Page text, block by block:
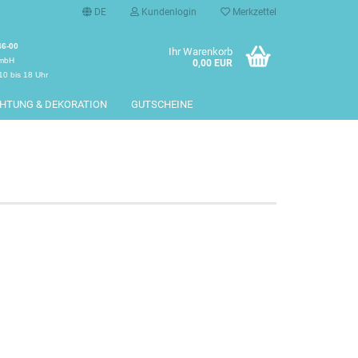
DE Kundenlogin Merkzettel
00
bis 18 Uhr
Ihr Warenkorb
0,00 EUR
& DEKORATION GUTSCHEINE